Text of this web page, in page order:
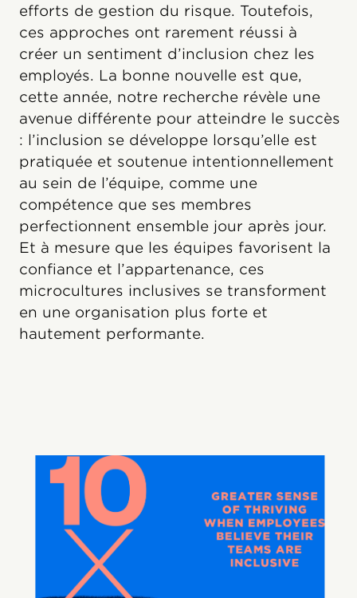
efforts de gestion du risque. Toutefois,
ces approches ont rarement réussi à
créer un sentiment d’inclusion chez les
employés. La bonne nouvelle est que,
cette année, notre recherche révèle une
avenue différente pour atteindre le succès
: l’inclusion se développe lorsqu’elle est
pratiquée et soutenue intentionnellement
au sein de l’équipe, comme une
compétence que ses membres
perfectionnent ensemble jour après jour.
Et à mesure que les équipes favorisent la
confiance et l’appartenance, ces
microcultures inclusives se transforment
en une organisation plus forte et
hautement performante.